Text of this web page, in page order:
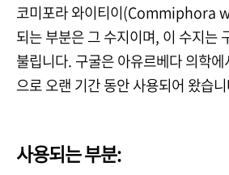
코미포라 와이티이(Commiphora
되는 부분은 그 수지이며, 이 수지
불립니다. 구굴은 아유르베다 의학
으로 오랜 기간 동안 사용되어 왔습
사용되는 부분: